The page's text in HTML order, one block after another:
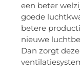
een beter
goede
betere
nieuwe
Dan zorgt